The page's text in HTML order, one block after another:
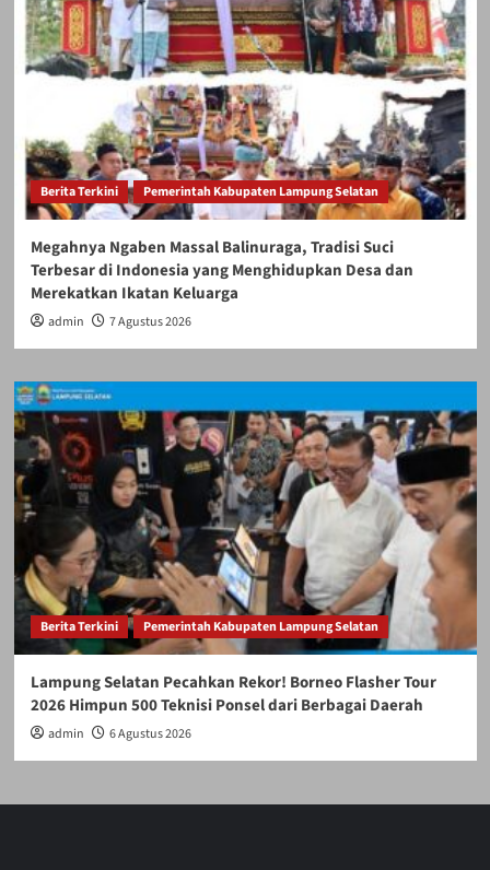
Berita Terkini Pemerintah Kabupaten Lampung Selatan
Megahnya Ngaben Massal Balinuraga, Tradisi Suci
Terbesar di Indonesia yang Menghidupkan Desa dan
Merekatkan Ikatan Keluarga
admin 7 Agustus 2026
Berita Terkini Pemerintah Kabupaten Lampung Selatan
Lampung Selatan Pecahkan Rekor! Borneo Flasher Tour
2026 Himpun 500 Teknisi Ponsel dari Berbagai Daerah
admin 6 Agustus 2026